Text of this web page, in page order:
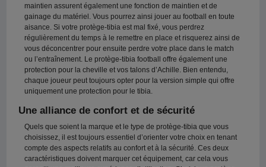
maintien assurent également une fonction de maintien et de
gainage du matériel. Vous pourrez ainsi jouer au football en toute
aisance. Si votre protège-tibia est mal fixé, vous perdrez
régulièrement du temps à le remettre en place et risquerez ainsi de
vous déconcentrer pour ensuite perdre votre place dans le match
ou l’entraînement. Le protège-tibia football offre également une
protection pour la cheville et vos talons d’Achille. Bien entendu,
chaque joueur peut toujours opter pour la version simple qui offre
uniquement une protection pour le tibia.
Une alliance de confort et de sécurité
Quels que soient la marque et le type de protège-tibia que vous
choisissez, il est toujours essentiel d’orienter votre choix en tenant
compte des aspects relatifs au confort et à la sécurité. Ces deux
caractéristiques doivent marquer cet équipement, car cela vous